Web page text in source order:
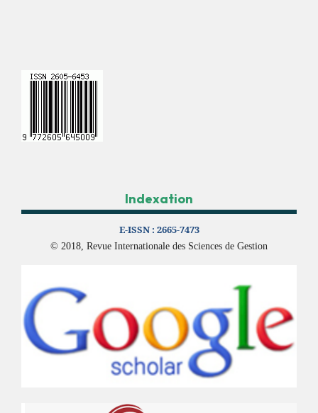
Indexation
E-ISSN : 2665-7473
© 2018, Revue Internationale des Sciences de Gestion